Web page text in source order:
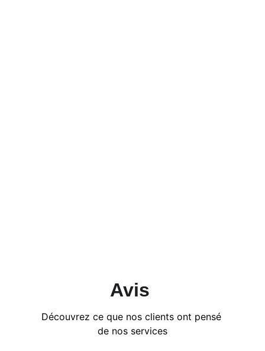
Avis
Découvrez ce que nos clients ont pensé
de nos services